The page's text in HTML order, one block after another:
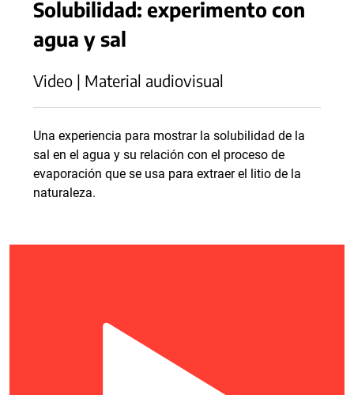
Solubilidad: experimento con
agua y sal
Video | Material audiovisual
Una experiencia para mostrar la solubilidad de la
sal en el agua y su relación con el proceso de
evaporación que se usa para extraer el litio de la
naturaleza.